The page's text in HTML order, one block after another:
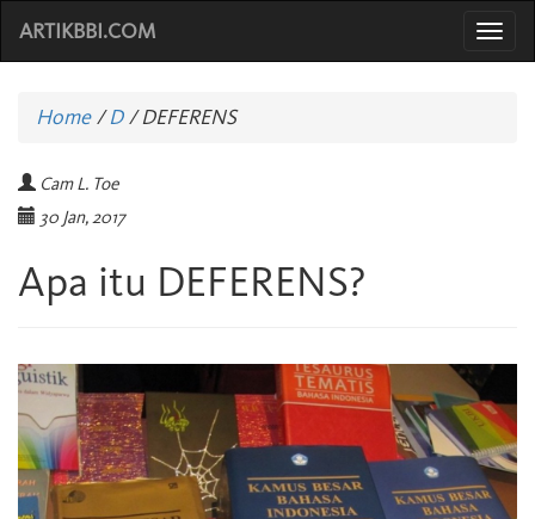
ARTIKBBI.COM
Home/D /DEFERENS
Cam L. Toe
30 Jan, 2017
Apa itu DEFERENS?